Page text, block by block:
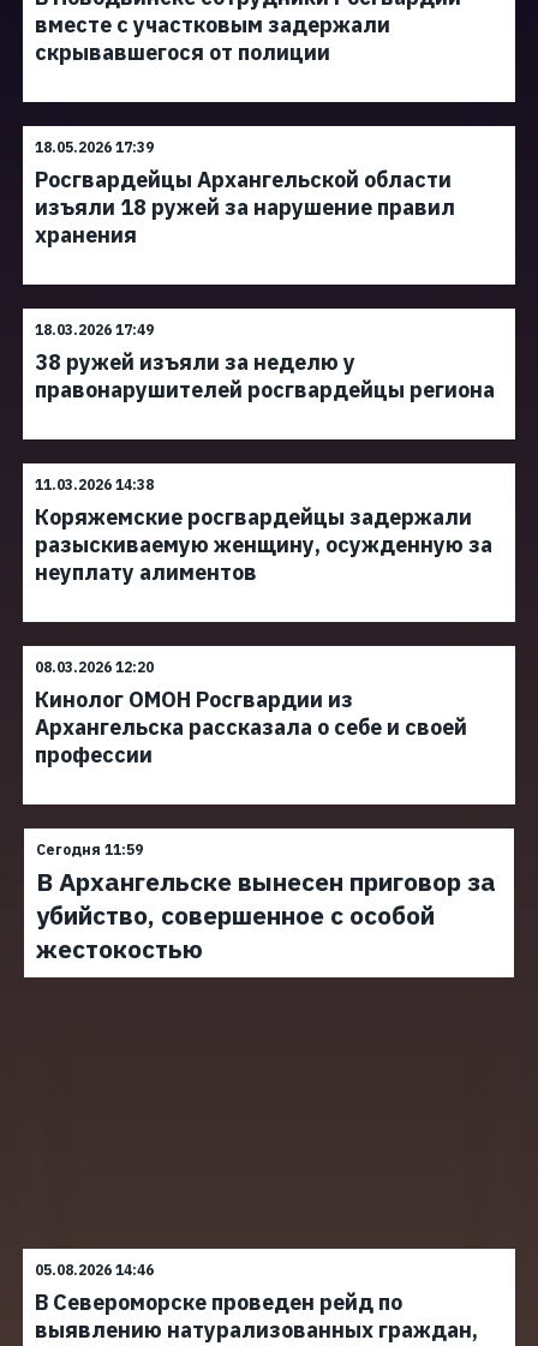
вместе с участковым задержали
скрывавшегося от полиции
18.05.2026 17:39
Росгвардейцы Архангельской области
изъяли 18 ружей за нарушение правил
хранения
18.03.2026 17:49
38 ружей изъяли за неделю у
правонарушителей росгвардейцы региона
11.03.2026 14:38
Коряжемские росгвардейцы задержали
разыскиваемую женщину, осужденную за
неуплату алиментов
08.03.2026 12:20
Кинолог ОМОН Росгвардии из
Архангельска рассказала о себе и своей
профессии
Сегодня 11:59
В Архангельске вынесен приговор за
убийство, совершенное с особой
жестокостью
05.08.2026 14:46
В Североморске проведен рейд по
выявлению натурализованных граждан,